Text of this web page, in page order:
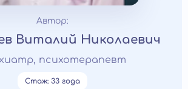
Автор:
Виталий Николаевич
психотерапевт
Стаж: 33 года